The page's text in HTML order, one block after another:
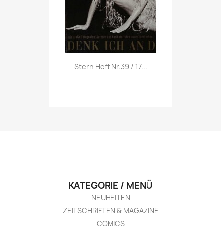
Vorschau
Stern Heft Nr.39 / 17...
KATEGORIE / MENÜ
NEUHEITEN
ZEITSCHRIFTEN & MAGAZINE
COMICS